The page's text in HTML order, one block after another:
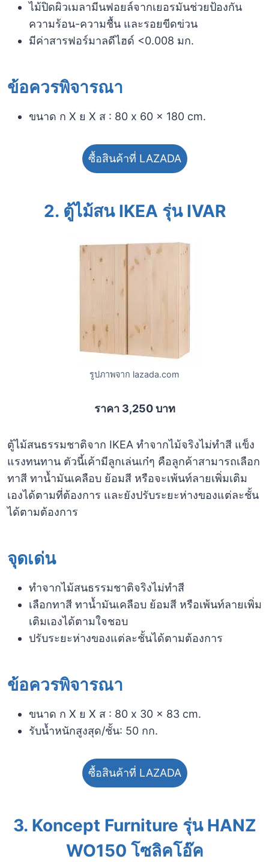
ไม้ปิดผิวเมลามีนฟอยล์จากเยอรมันช่วยป้องกัน
ความร้อน-ความชื้น และรอยขีดข่วน
มีค่าสารฟอร์มาลดีไฮด์ <0.008 มก.
ข้อควรพิจารณา​
ขนาด ก X ย X ส : 80 x 60 x 180 cm.
ซื้อสินค้าที่ LAZADA
2. ตู้ไม้สน IKEA รุ่น IVAR
รูปภาพจาก lazada.com
ราคา 3,250 บาท
ตู้ไม้สนธรรมชาติจาก IKEA ทำจากไม้จริงไม่ทำสี แข็ง
แรงทนทาน ตัวนี้เค้ามีลูกเล่นเก๋ๆ คือลูกค้าสามารถเลือก
ทาสี ทาน้ำมันเคลือบ ย้อมสี หรือจะเพ้นท์ลายเพิ่มเติม
เองได้ตามที่ต้องการ และยังปรับระยะห่างของแต่ละชั้น
ได้ตามต้องการ
จุดเด่น
ทำจากไม้สนธรรมชาติจริงไม่ทำสี
เลือกทาสี ทาน้ำมันเคลือบ ย้อมสี หรือเพ้นท์ลายเพิ่ม
เติมเองได้ตามใจชอบ
ปรับระยะห่างของแต่ละชั้นได้ตามต้องการ
ข้อควรพิจารณา​
ขนาด ก X ย X ส : 80 x 30 x 83 cm.
รับน้ำหนักสูงสุด/ชั้น: 50 กก.
ซื้อสินค้าที่ LAZADA
3. Koncept Furniture รุ่น HANZ
WO150 โซลิคโอ๊ค